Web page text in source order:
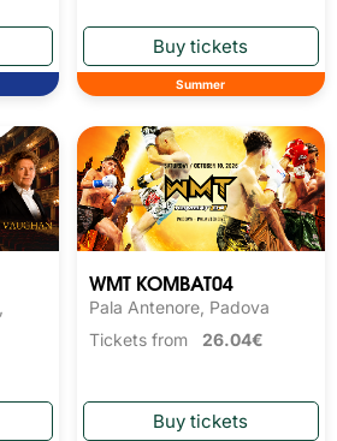
Summer
WMT KOMBAT04
Pala Antenore, Padova
Tickets from 26.04€